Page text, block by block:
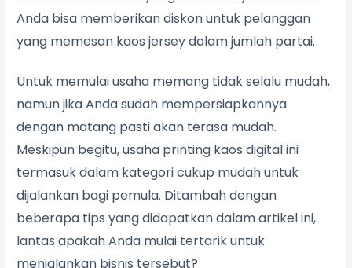
Anda bisa memberikan diskon untuk pelanggan
yang memesan kaos jersey dalam jumlah partai.
Untuk memulai usaha memang tidak selalu mudah,
namun jika Anda sudah mempersiapkannya
dengan matang pasti akan terasa mudah.
Meskipun begitu, usaha printing kaos digital ini
termasuk dalam kategori cukup mudah untuk
dijalankan bagi pemula. Ditambah dengan
beberapa tips yang didapatkan dalam artikel ini,
lantas apakah Anda mulai tertarik untuk
menjalankan bisnis tersebut?